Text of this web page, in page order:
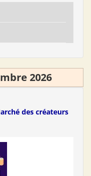
2026
des créateurs